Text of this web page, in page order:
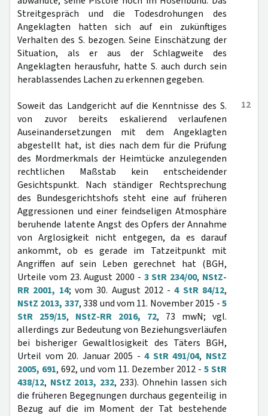
Streitgespräch und die Todesdrohungen des
Angeklagten hatten sich auf ein zukünftiges
Verhalten des S. bezogen. Seine Einschätzung der
Situation, als er aus der Schlagweite des
Angeklagten herausfuhr, hatte S. auch durch sein
herablassendes Lachen zu erkennen gegeben.
12
Soweit das Landgericht auf die Kenntnisse des S.
von zuvor bereits eskalierend verlaufenen
Auseinandersetzungen mit dem Angeklagten
abgestellt hat, ist dies nach dem für die Prüfung
des Mordmerkmals der Heimtücke anzulegenden
rechtlichen Maßstab kein entscheidender
Gesichtspunkt. Nach ständiger Rechtsprechung
des Bundesgerichtshofs steht eine auf früheren
Aggressionen und einer feindseligen Atmosphäre
beruhende latente Angst des Opfers der Annahme
von Arglosigkeit nicht entgegen, da es darauf
ankommt, ob es gerade im Tatzeitpunkt mit
Angriffen auf sein Leben gerechnet hat (BGH,
Urteile vom 23. August 2000 - 3 StR 234/00, NStZ-
RR 2001, 14; vom 30. August 2012 -4 StR 84/12,
NStZ 2013, 337, 338 und vom 11. November 2015 -5
StR 259/15, NStZ-RR 2016, 72, 73 mwN; vgl.
allerdings zur Bedeutung von Beziehungsverläufen
bei bisheriger Gewaltlosigkeit des Täters BGH,
Urteil vom 20. Januar 2005 -4 StR 491/04, NStZ
2005, 691, 692, und vom 11. Dezember 2012 - 5 StR
438/12, NStZ 2013, 232, 233). Ohnehin lassen sich
die früheren Begegnungen durchaus gegenteilig in
Bezug auf die im Moment der Tat bestehende